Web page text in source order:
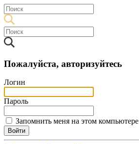
Пожалуйста, авторизуйтесь
Логин
Пароль
Запомнить меня на этом компьютере